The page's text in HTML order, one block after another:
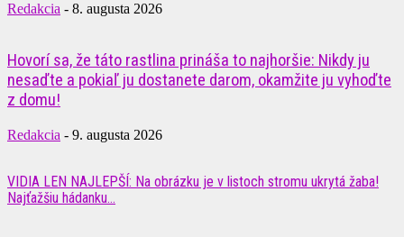
Redakcia - 8. augusta 2026
Hovorí sa, že táto rastlina prináša to najhoršie: Nikdy ju
nesaďte a pokiaľ ju dostanete darom, okamžite ju vyhoďte
z domu!
Redakcia - 9. augusta 2026
VIDIA LEN NAJLEPŠÍ: Na obrázku je v listoch stromu ukrytá žaba!
Najťažšiu hádanku...